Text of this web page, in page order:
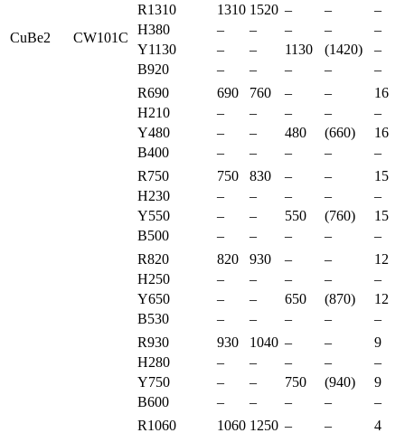
CuBe2 CW101C
R1310
1310 1520 – –
–
H380
– – – –
–
Y1130
– – 1130 (1420)
–
B920
– – – –
–
R690
690 760 – –
16
H210
– – – –
–
Y480
– – 480 (660)
16
B400
– – – –
–
R750
750 830 – –
15
H230
– – – –
–
Y550
– – 550 (760)
15
B500
– – – –
–
R820
820 930 – –
12
H250
– – – –
–
Y650
– – 650 (870)
12
B530
– – – –
–
R930
930 1040 – –
9
H280
– – – –
–
Y750
– – 750 (940)
9
B600
– – – –
–
R1060
1060 1250 – – 4